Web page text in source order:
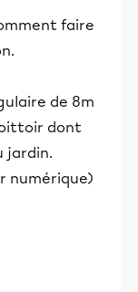
faire
de 8m
dont
jardin.
numérique)